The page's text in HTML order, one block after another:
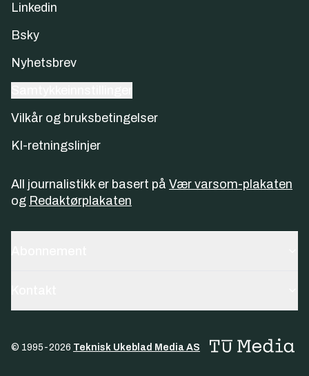
Linkedin
Bsky
Nyhetsbrev
Vilkår og bruksbetingelser
KI-retningslinjer
All journalistikk er basert på Vær varsom-plakaten
og Redaktørplakaten
© 1995-2026 Teknisk Ukeblad Media AS